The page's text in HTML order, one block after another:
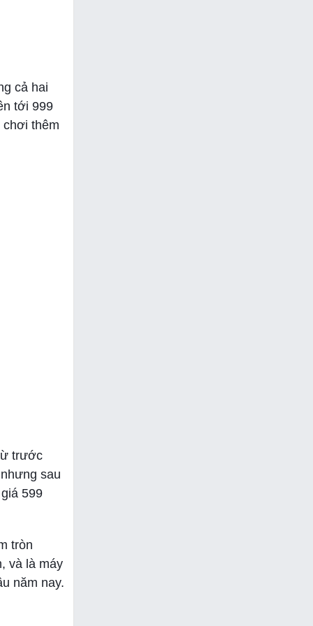
cả hai
tới 999
chơi thêm
trước
sau
599
tròn
và là máy
năm nay.